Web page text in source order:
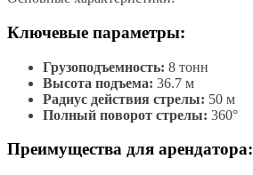
Ключевые параметры:
Грузоподъемность: 8 тонн
Высота подъема: 36.7 м
Радиус действия стрелы: 50 м
Полный поворот стрелы: 360°
Преимущества для арендатора: